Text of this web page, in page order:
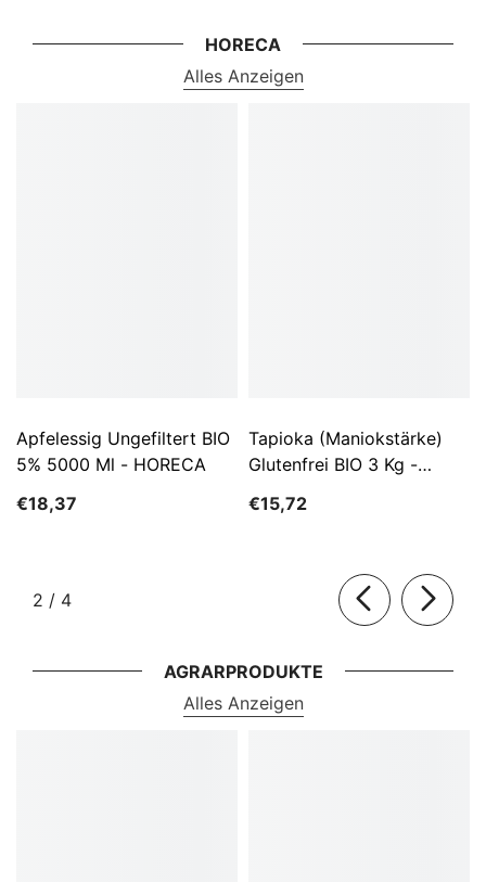
HORECA
Alles Anzeigen
Apfelessig Ungefiltert BIO
5% 5000 Ml - HORECA
€18,37
Tapioka (Maniokstärke)
Glutenfrei BIO 3 Kg -
€15,72
2 / von
4
AGRARPRODUKTE
Alles Anzeigen